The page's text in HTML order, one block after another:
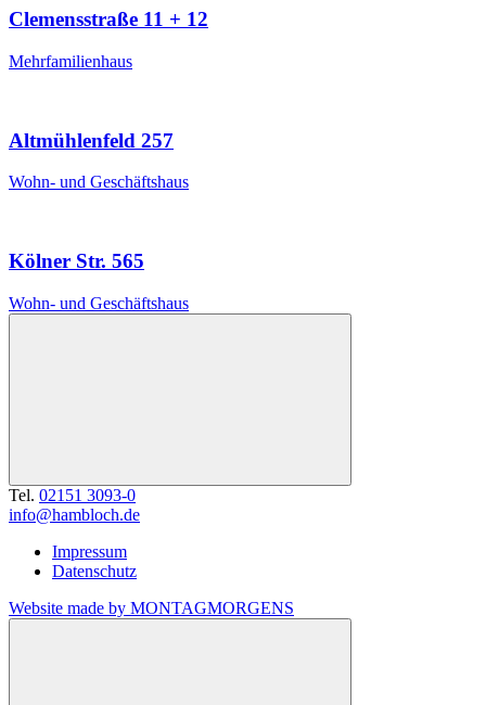
Clemensstraße 11 + 12
Mehrfamilienhaus
Altmühlenfeld 257
Wohn- und Geschäftshaus
Kölner Str. 565
Wohn- und Geschäftshaus
Tel. 02151 3093-0
info@hambloch.de
Impressum
Datenschutz
Website made by MONTAGMORGENS